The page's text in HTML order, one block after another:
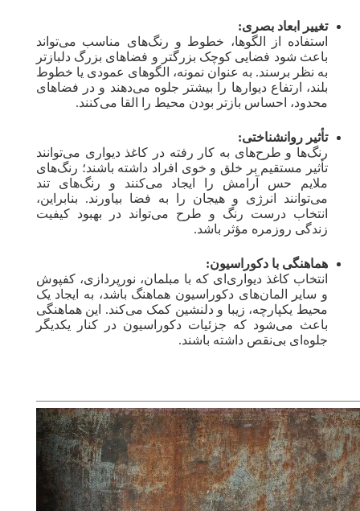
تغییر ابعاد بصری:
استفاده از الگوها، خطوط و رنگ‌های مناسب می‌تواند
باعث شود فضایی کوچک بزرگتر و فضاهای بزرگ دلبازتر
به نظر برسند. به عنوان نمونه، الگوهای عمودی یا خطوط
بلند، ارتفاع دیوارها را بیشتر جلوه می‌دهند و در فضاهای
محدود، احساس بازتر بودن محیط را القا می‌کنند.
تأثیر روانشناختی:
رنگ‌ها و طرح‌های به کار رفته در کاغذ دیواری می‌توانند
تأثیر مستقیم بر خلق و خوی افراد داشته باشند؛ رنگ‌های
ملایم حس آرامش را ایجاد می‌کنند و رنگ‌های تند
می‌توانند انرژی و هیجان را به فضا بیاورند. بنابراین،
انتخاب درست رنگ و طرح می‌تواند در بهبود کیفیت
زندگی روزمره مؤثر باشد.
هماهنگی با دکوراسیون:
انتخاب کاغذ دیواری‌ای که با مبلمان، نورپردازی، کفپوش
و سایر المان‌های دکوراسیون هماهنگ باشد، به ایجاد یک
محیط یکپارچه، زیبا و دلنشین کمک می‌کند. این هماهنگی
باعث می‌شود که جزئیات دکوراسیون در کنار یکدیگر
جلوه‌ای بی‌نقص داشته باشند.